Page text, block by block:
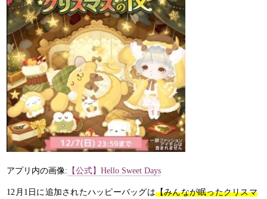
アプリ内の画像: 【公式】Hello Sweet Days
12月1日に追加されたハッピーバッグは【みんなが眠ったクリスマ